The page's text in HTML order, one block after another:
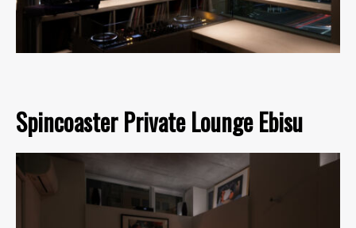
Spincoaster Private Lounge Ebisu